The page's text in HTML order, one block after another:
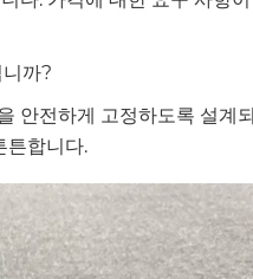
까?
안전하게 고정하도록 설계
튼합니다.